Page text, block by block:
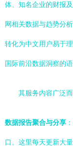
体、知名企业的财报
网相关数据与趋势分
转化为中文用户易于
国际前沿数据洞察的
其服务内容广泛
数据报告聚合与分享
口。这里每天更新大